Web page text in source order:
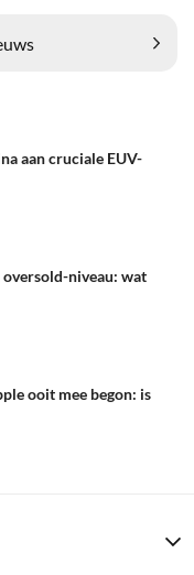
aan cruciale EUV-
niveau: wat
ooit mee begon: is